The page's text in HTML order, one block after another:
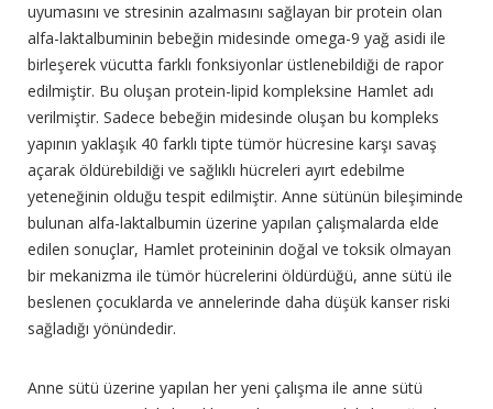
uyumasını ve stresinin azalmasını sağlayan bir protein olan
alfa-laktalbuminin bebeğin midesinde omega-9 yağ asidi ile
birleşerek vücutta farklı fonksiyonlar üstlenebildiği de rapor
edilmiştir. Bu oluşan protein-lipid kompleksine Hamlet adı
verilmiştir. Sadece bebeğin midesinde oluşan bu kompleks
yapının yaklaşık 40 farklı tipte tümör hücresine karşı savaş
açarak öldürebildiği ve sağlıklı hücreleri ayırt edebilme
yeteneğinin olduğu tespit edilmiştir. Anne sütünün bileşiminde
bulunan alfa-laktalbumin üzerine yapılan çalışmalarda elde
edilen sonuçlar, Hamlet proteininin doğal ve toksik olmayan
bir mekanizma ile tümör hücrelerini öldürdüğü, anne sütü ile
beslenen çocuklarda ve annelerinde daha düşük kanser riski
sağladığı yönündedir.
Anne sütü üzerine yapılan her yeni çalışma ile anne sütü